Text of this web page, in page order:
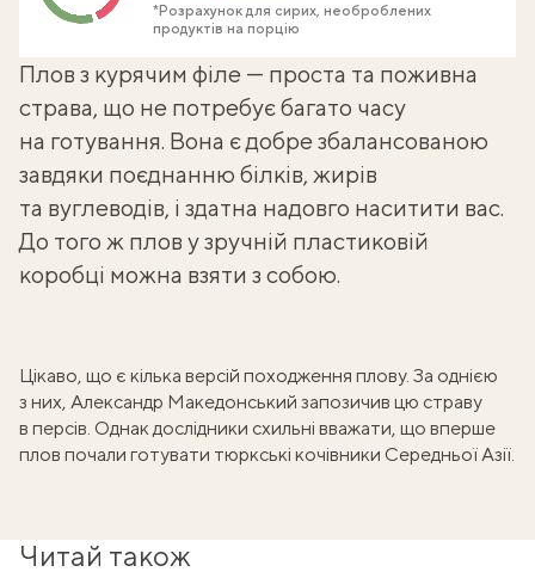
*Розрахунок для сирих, необроблених
продуктів на порцію
Плов з курячим філе — проста та поживна
страва, що не потребує багато часу
на готування. Вона є добре збалансованою
завдяки поєднанню білків, жирів
та вуглеводів, і здатна надовго наситити вас.
До того ж плов у зручній пластиковій
коробці можна взяти з собою.
Цікаво, що є кілька версій походження плову. За однією
з них, Александр Македонський запозичив цю страву
в персів. Однак дослідники схильні вважати, що вперше
плов почали готувати тюркські кочівники Середньої Азії.
Читай також